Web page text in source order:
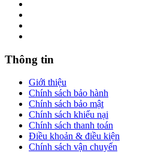
Thông tin
Giới thiệu
Chính sách bảo hành
Chính sách bảo mật
Chính sách khiếu nại
Chính sách thanh toán
Điều khoản & điều kiện
Chính sách vận chuyển